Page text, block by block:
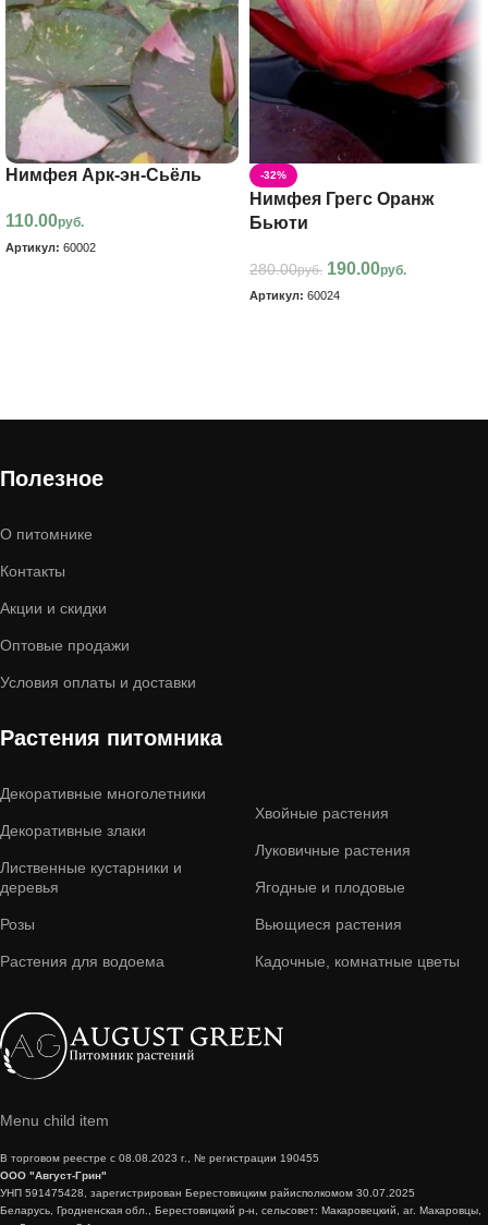
Нимфея Арк-эн-Сьёль
110.00руб.
Артикул: 60002
-32%
Нимфея Грегс Оранж
Бьюти
280.00руб. 190.00руб.
Артикул: 60024
Полезное
О питомнике
Контакты
Акции и скидки
Оптовые продажи
Условия оплаты и доставки
Растения питомника
Декоративные многолетники
Декоративные злаки
Лиственные кустарники и
деревья
Розы
Растения для водоема
Хвойные растения
Луковичные растения
Ягодные и плодовые
Вьющиеся растения
Кадочные, комнатные цветы
Menu child item
В торговом реестре с 08.08.2023 г., № регистрации 190455
ООО "Август-Грин"
УНП 591475428, зарегистрирован Берестовицким райисполкомом 30.07.2025
Беларусь, Гродненская обл., Берестовицкий р-н, сельсовет: Макаровецкий, аг. Макаровцы,